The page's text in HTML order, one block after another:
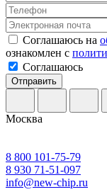
Соглашаюсь на
ознакомлен с
Соглашаюсь
Отправить
Москва
8 800 101-75-79
8 930 71-51-097
info@new-chip.ru